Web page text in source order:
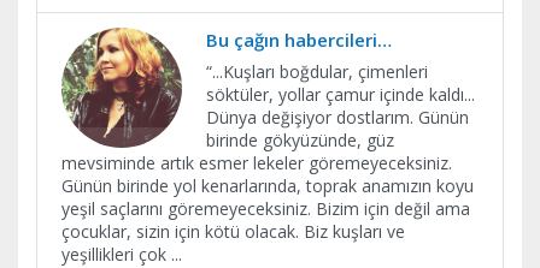
Bu çağın habercileri…
“...Kuşları boğdular, çimenleri
söktüler, yollar çamur içinde kaldı...
Dünya değişiyor dostlarım. Günün
birinde gökyüzünde, güz
mevsiminde artık esmer lekeler göremeyeceksiniz.
Günün birinde yol kenarlarında, toprak anamızın koyu
yeşil saçlarını göremeyeceksiniz. Bizim için değil ama
çocuklar, sizin için kötü olacak. Biz kuşları ve
yeşillikleri çok ...